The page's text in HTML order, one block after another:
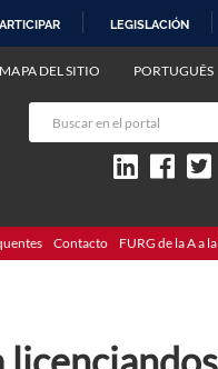
LEGISLACIÓN
PORTUGUÊS
MAPA DEL SITIO
Contacto FURG de la A a